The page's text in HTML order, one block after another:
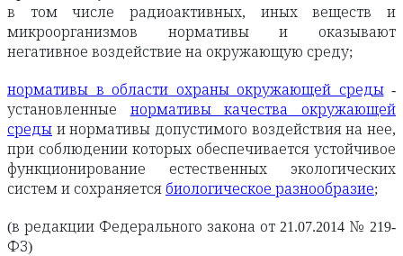
в том числе радиоактивных, иных веществ и
микроорганизмов нормативы и оказывают
негативное воздействие на окружающую среду;
нормативы в области охраны окружающей среды-
установленные нормативы качества окружающей
среды и нормативы допустимого воздействия на нее,
при соблюдении которых обеспечивается устойчивое
функционирование естественных экологических
систем и сохраняется биологическое разнообразие;
(в редакции Федерального закона от 21.07.2014 № 219-
ФЗ)